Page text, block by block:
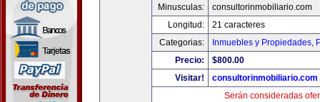
Minusculas:
consultorinmobiliario.com
Longitud:
21 caracteres
Categorias:
Inmuebles y Propiedades,
Precio:
$800.00
Visitar!
consultorinmobiliario.com
Serán consideradas